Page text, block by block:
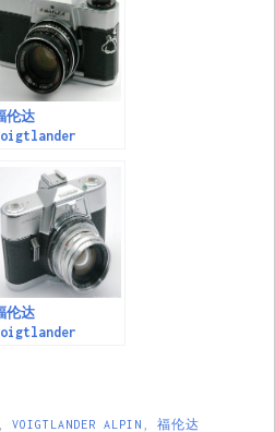
伦达
伦达
VOIGTLANDER ALPIN 福伦达